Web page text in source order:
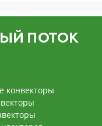
и
на 220В. За счет
создает
что позволяет
большой площади.
конвекторы